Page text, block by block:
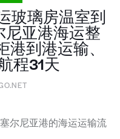
玻璃房温室到
尼亚港海运整
到港运输、
程31天
尔尼亚港的海运运输流